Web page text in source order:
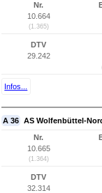
Nr.
10.664
(1.365)
DTV
29.242
Infos...
A 36 AS Wolfenbüttel-
Nr.
10.665
(1.364)
DTV
32.314